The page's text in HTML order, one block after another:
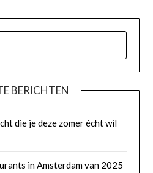
BERICHTEN
die je deze zomer écht wil
in Amsterdam van 2025